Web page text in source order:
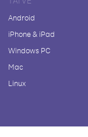
Android
iPhone & iPad
Windows PC
Mac
Linux